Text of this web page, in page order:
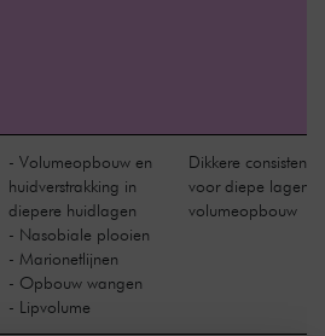
- Volumeopbouw en
huidverstrakking in
diepere huidlagen
- Nasobiale plooien
- Marionetlijnen
- Opbouw wangen
- Lipvolume
Dikkere consistentie
voor diepe lagen
volumeopbouw